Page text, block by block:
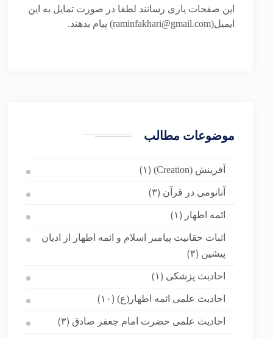
این صفحات یاری رسانند لطفا در صورت تمایل به این
ایمیل(raminfakhari@gmail.com) پیام بدهند.
موضوعات مطالب
آفرینش (Creation) (۱)
آناتومی در قرآن (۳)
ائمه اطهار (۱)
اثبات حقانیت پیامبر اسلام و ائمه اطهار از ادیان
پیشین (۳)
احادیث پزشکی (۱)
احادیث علمی ائمه اطهار(ع) (۱۰)
احادیث علمی حضرت امام جعفر صادق (۳)